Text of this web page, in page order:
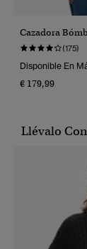
Cazadora
(175)
Disponible En
€ 179,99
Llévalo